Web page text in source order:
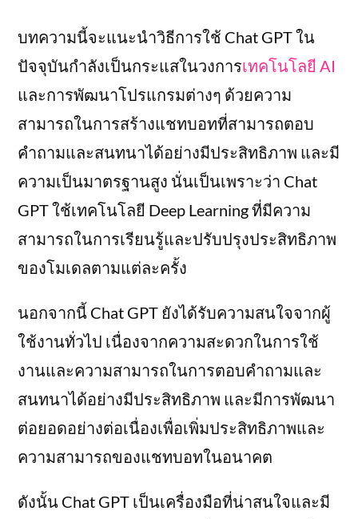
บทความนี้จะแนะนำวิธีการใช้ Chat GPT ใน
ปัจจุบันกำลังเป็นกระแสในวงการเทคโนโลยี AI
และการพัฒนาโปรแกรมต่างๆ ด้วยความ
สามารถในการสร้างแชทบอทที่สามารถตอบ
คำถามและสนทนาได้อย่างมีประสิทธิภาพ และมี
ความเป็นมาตรฐานสูง นั่นเป็นเพราะว่า Chat
GPT ใช้เทคโนโลยี Deep Learning ที่มีความ
สามารถในการเรียนรู้และปรับปรุงประสิทธิภาพ
ของโมเดลตามแต่ละครั้ง
นอกจากนี้ Chat GPT ยังได้รับความสนใจจากผู้
ใช้งานทั่วไป เนื่องจากความสะดวกในการใช้
งานและความสามารถในการตอบคำถามและ
สนทนาได้อย่างมีประสิทธิภาพ และมีการพัฒนา
ต่อยอดอย่างต่อเนื่องเพื่อเพิ่มประสิทธิภาพและ
ความสามารถของแชทบอทในอนาคต
ดังนั้น Chat GPT เป็นเครื่องมือที่น่าสนใจและมี